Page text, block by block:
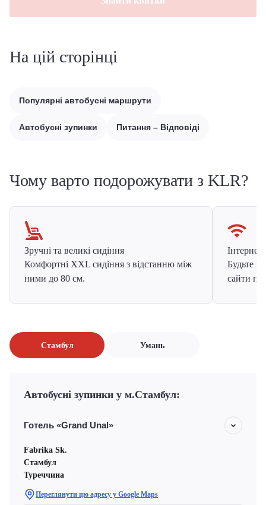
На цій сторінці
Популярні автобусні маршрути
Автобусні зупинки Питання – Відповіді
Чому варто подорожувати з KLR?
Зручні та великі сидіння
Комфортні XXL сидіння з відстанню між
ними до 80 см.
Інтернет
Будьте
сайти
Стамбул Умань
Автобусні зупинки у м.Стамбул:
Готель «Grand Unal»
Fabrika Sk.
Стамбул
Туреччина
Переглянути цю адресу у Google Maps